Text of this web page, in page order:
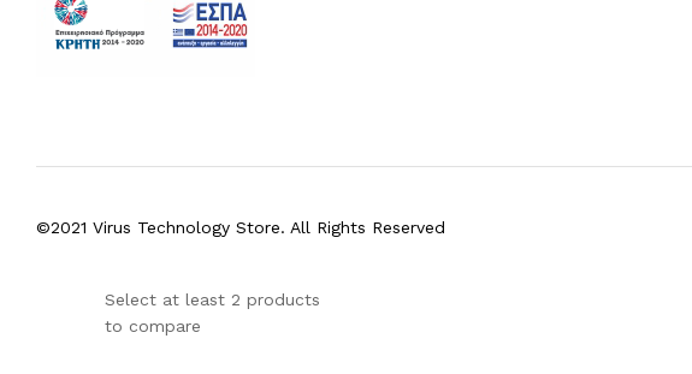
©2021 Virus Technology Store. All Rights Reserved
Select at least 2 products
to compare